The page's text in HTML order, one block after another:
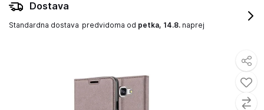
Dostava
Standardna dostava predvidoma od petka, 14.8. naprej